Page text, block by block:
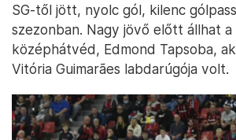
SG-től jött, nyolc gól, kilenc
szezonban. Nagy jövő előtt állhat
középhátvéd, Edmond Tapsoba,
Vitória Guimarães labdarúgója volt.